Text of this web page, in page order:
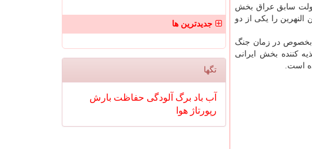
دولت سابق عراق بخش
های بین النهرین را یكی از دو
بخصوص در زمان جنگ
كننده بخش ایرانی
جدیدترین ها
تگها
آب باد برگ آلودگی حفاظت بارش
رپورتاژ هوا